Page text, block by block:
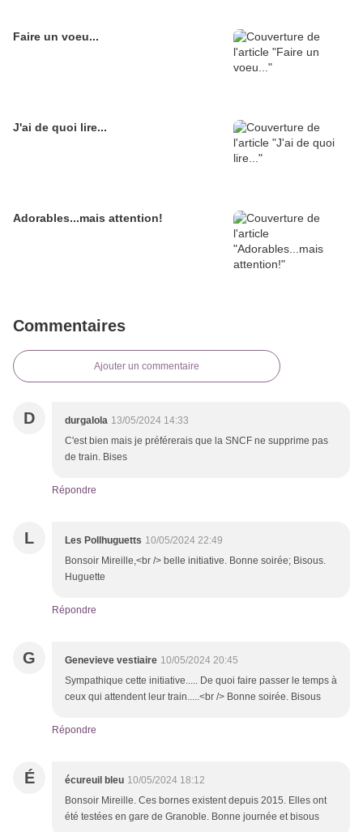
Faire un voeu...
J'ai de quoi lire...
Adorables...mais attention!
Commentaires
Ajouter un commentaire
D durgalola 13/05/2024 14:33
C'est bien mais je préférerais que la SNCF ne supprime pas
de train. Bises
Répondre
L Les Pollhuguetts 10/05/2024 22:49
Bonsoir Mireille,<br /> belle initiative. Bonne soirée; Bisous.
Huguette
Répondre
G Genevieve vestiaire 10/05/2024 20:45
Sympathique cette initiative..... De quoi faire passer le temps à
ceux qui attendent leur train.....<br /> Bonne soirée. Bisous
Répondre
É écureuil bleu 10/05/2024 18:12
Bonsoir Mireille. Ces bornes existent depuis 2015. Elles ont
été testées en gare de Granoble. Bonne journée et bisous